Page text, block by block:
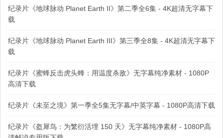
纪录片《地球脉动 Planet Earth II》第二季全6集 - 4K超清无字幕下
载
纪录片《地球脉动 Planet Earth III》第三季全8集 - 4K超清无字幕下
载
纪录片《蜜蜂反击虎头蜂：用温度杀敌》无字幕纯净素材 - 1080P
高清下载
纪录片《未至之境》第一季全5集无字幕/中英字幕 - 1080P高清下载
纪录片《盔犀鸟：为繁衍活埋 150 天》无字幕纯净素材 - 1080P高